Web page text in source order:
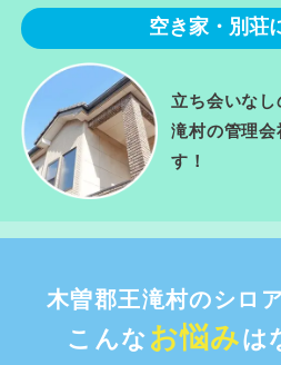
空き家・別荘
立ち会いな
滝村の管理会
す！
木曽郡王滝村のシロ
こんな お悩みは